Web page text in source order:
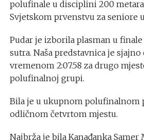
polufinale u disciplini 200
Svjetskom prvenstvu za seniore
Pudar je izborila plasman u
sutra. Naša predstavnica je
vremenom 2:07.58 za drugo
polufinalnoj grupi.
Bila je u ukupnom polufinalnom
odličnom četvrtom mjestu.
Najbrža je bila Kanađanka